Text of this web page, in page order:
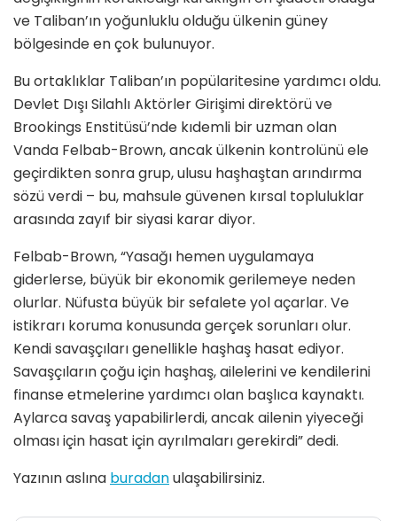
ve Taliban’ın yoğunluklu olduğu ülkenin güney
bölgesinde en çok bulunuyor.
Bu ortaklıklar Taliban’ın popülaritesine yardımcı oldu.
Devlet Dışı Silahlı Aktörler Girişimi direktörü ve
Brookings Enstitüsü’nde kıdemli bir uzman olan
Vanda Felbab-Brown, ancak ülkenin kontrolünü ele
geçirdikten sonra grup, ulusu haşhaştan arındırma
sözü verdi – bu, mahsule güvenen kırsal topluluklar
arasında zayıf bir siyasi karar diyor.
Felbab-Brown, “Yasağı hemen uygulamaya
giderlerse, büyük bir ekonomik gerilemeye neden
olurlar. Nüfusta büyük bir sefalete yol açarlar. Ve
istikrarı koruma konusunda gerçek sorunları olur.
Kendi savaşçıları genellikle haşhaş hasat ediyor.
Savaşçıların çoğu için haşhaş, ailelerini ve kendilerini
finanse etmelerine yardımcı olan başlıca kaynaktı.
Aylarca savaş yapabilirlerdi, ancak ailenin yiyeceği
olması için hasat için ayrılmaları gerekirdi” dedi.
Yazının aslına buradanulaşabilirsiniz.